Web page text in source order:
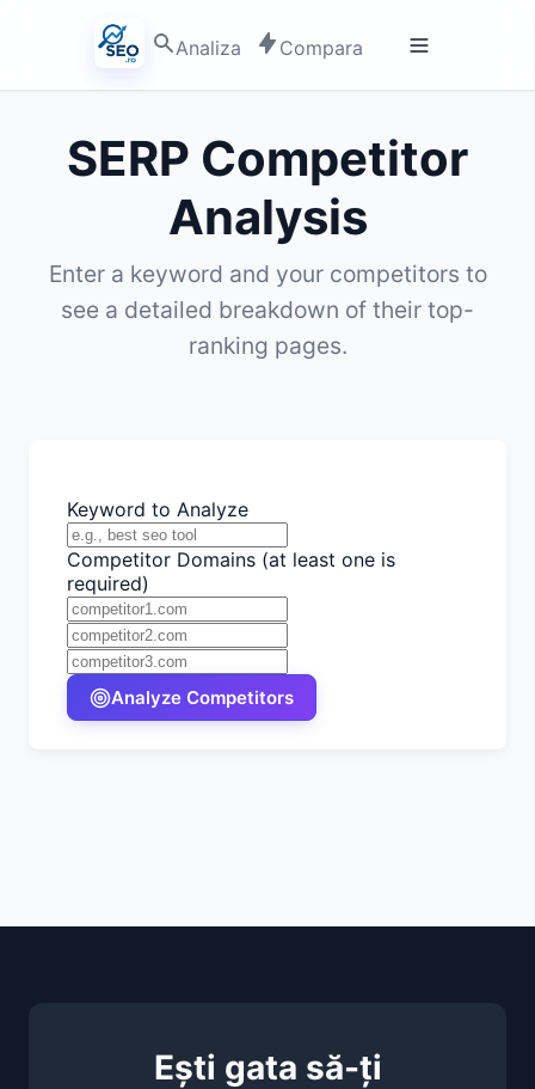
Analiza Compara
SERP Competitor
Analysis
Enter a keyword and your competitors to
see a detailed breakdown of their top-
ranking pages.
Keyword to Analyze
Competitor Domains (at least one is
required)
Analyze Competitors
Ești gata să-ți